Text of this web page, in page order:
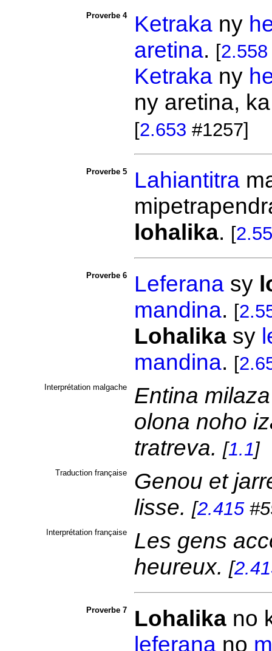
Proverbe 4 Ketrakany
aretina. [2.558
Ketrakany
ny aretina,
[2.653 #1257]
Proverbe 5 Lahiantitra
lohalika. [
Proverbe 6 Leferanasy
mandina. [
Lohalikasy
mandina. [
Interprétation malgache
Entina
olona noho
tratreva. [1.1]
Traduction française
Genou et
lisse. [2.415
Interprétation française
Les gens
heureux. [
Proverbe 7 Lohalikano
leferanano